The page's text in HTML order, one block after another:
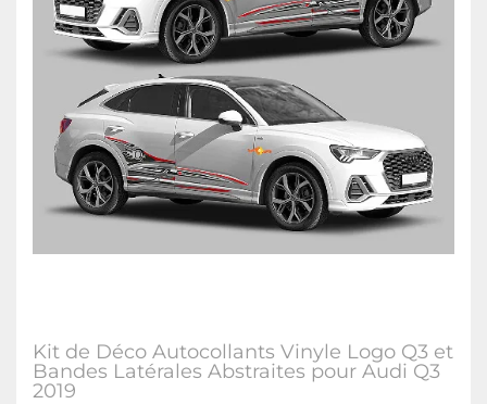
Kit de Déco Autocollants Vinyle Logo Q3 et
Bandes Latérales Abstraites pour Audi Q3
2019